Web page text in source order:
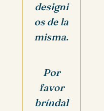
designi
os de la
misma.
Por
favor
bríndal